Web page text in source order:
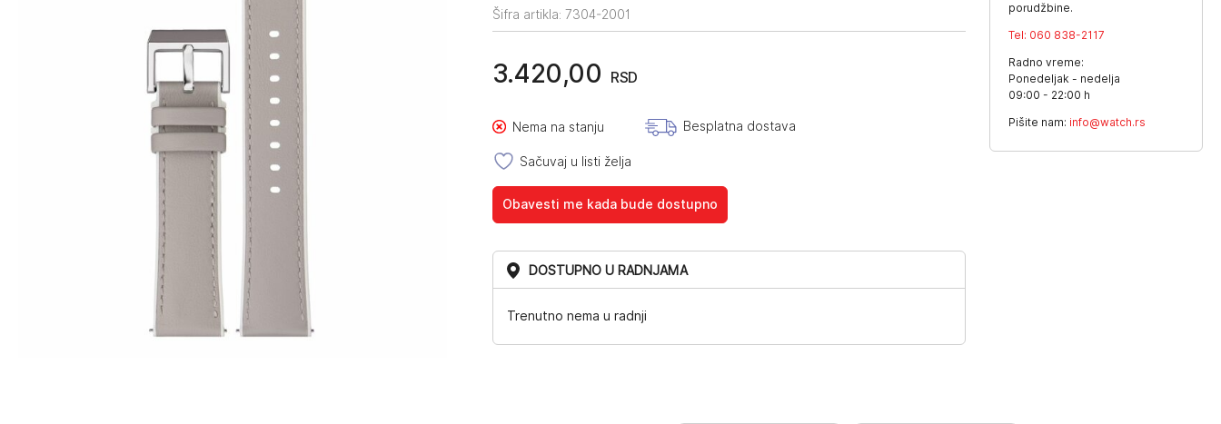
Šifra artikla: 7304-2001
3.420,00 RSD
Nema na stanju Besplatna dostava
Sačuvaj u listi želja
Obavesti me kada bude dostupno
DOSTUPNO U RADNJAMA
Trenutno nema u radnji
porudžbine.
Tel: 060 838-2117
Radno vreme:
Ponedeljak - nedelja
09:00 - 22:00 h
Pišite nam: info@watch.rs